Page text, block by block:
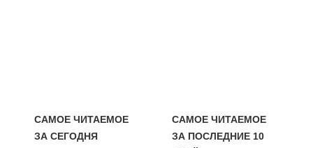
САМОЕ ЧИТАЕМОЕ
ЗА СЕГОДНЯ
САМОЕ ЧИТАЕМОЕ
ЗА ПОСЛЕДНИЕ 10